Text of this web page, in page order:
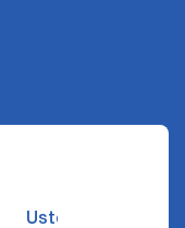
Ustozlar suhbatin